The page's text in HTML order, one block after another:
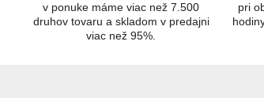
v ponuke máme viac než 7.500
druhov tovaru a skladom v predajni
viac než 95%.
pri